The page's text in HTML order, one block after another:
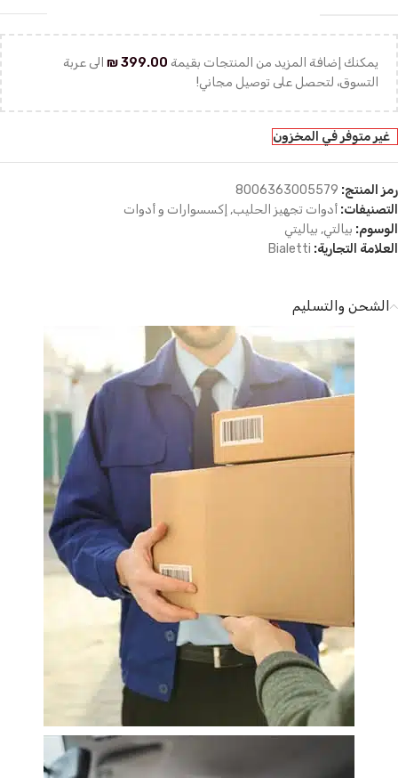
يمكنك إضافة المزيد من المنتجات بقيمة ₪399.00
الى عربة
التسوق، لتحصل على توصيل مجاني!
غير متوفر في المخزون
رمز المنتج: 8006363005579
التصنيفات: أدوات تجهيز الحليب, إكسسوارات و أدوات
الوسوم: بيالتي, بياليتي
العلامة التجارية: Bialetti
الشحن والتسليم